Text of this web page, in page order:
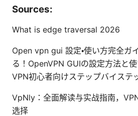
Sources:
What is edge traversal 2026
Open vpn gui 設定・使い方完全ガ
る！OpenVPN GUIの設定方法と使
VPN初心者向けステップバイステ
VpNly：全面解读与实战指南，
选择